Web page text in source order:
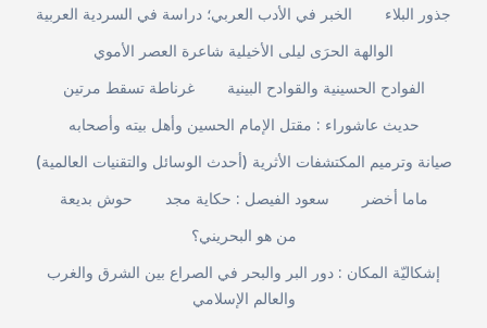
الخبر في الأدب العربي؛ دراسة في السردية العربية
جذور البلاء
الوالهة الحرَى ليلى الأخيلية شاعرة العصر الأموي
غرناطة تسقط مرتين
الفوادح الحسينية والقوادح البينية
حديث عاشوراء : مقتل الإمام الحسين وأهل بيته وأصحابه
صيانة وترميم المكتشفات الأثرية (أحدث الوسائل والتقنيات العالمية)
حوش بديعة
سعود الفيصل : حكاية مجد
ماما أخضر
من هو البحريني؟
إشكاليّة المكان : دور البر والبحر في الصراع بين الشرق والغرب
والعالم الإسلامي